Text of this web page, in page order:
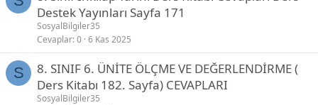
Destek Yayınları Sayfa 171
SosyalBilgiler35
Cevaplar 0 6 Kas 2025
S
8. SINIF 6. ÜNİTE ÖLÇME VE DEĞERLENDİRME (
Ders Kitabı 182. Sayfa) CEVAPLARI
SosyalBilgiler35